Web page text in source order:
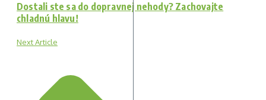
Dostali ste sa do dopravnej nehody? Zachovajte
chladnú hlavu!
Next Article